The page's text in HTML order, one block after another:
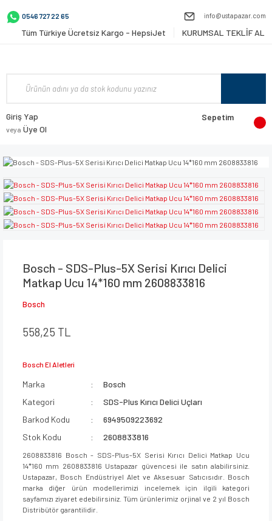
0546 727 22 65 info@ustapazar.com
Tüm Türkiye Ücretsiz Kargo - HepsiJet KURUMSAL TEKLİF AL
Giriş Yap
veya Üye Ol
Sepetim
Bosch - SDS-Plus-5X Serisi Kırıcı Delici
Matkap Ucu 14*160 mm 2608833816
Bosch
558,25 TL
Bosch El Aletleri
Marka
Bosch
Kategori
SDS-Plus Kırıcı Delici Uçları
Barkod Kodu
6949509223692
Stok Kodu
2608833816
2608833816 Bosch - SDS-Plus-5X Serisi Kırıcı Delici Matkap Ucu
14*160 mm 2608833816 Ustapazar güvencesi ile satın alabilirsiniz.
Ustapazar, Bosch Endüstriyel Alet ve Aksesuar Satıcısıdır. Bosch
marka diğer ürün modellerimizi incelemek için ilgili kategori
sayfamızı ziyaret edebilirsiniz. Tüm ürünlerimiz orjinal ve 2 yıl Bosch
Distribütör garantilidir.